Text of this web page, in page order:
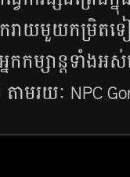
រាយ​មួយ​កម្រិត​ទ
កម្សាន្ត​ទាំង​អ
ាម​រយៈ​ NPC